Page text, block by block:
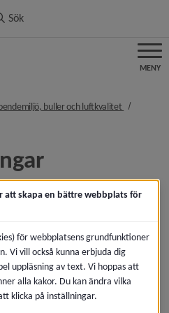
Sök
MENY
i brödsmulenavigeringen
buller och luftkvalitet nivå i
från väg, tåg, flyg och
2025.pdf
2017.pdf
för åtgärdsprogram
att skapa en bättre webbplats för
för webbplatsens grundfunktioner
Vi vill också kunna erbjuda dig
uppläsning av text. Vi hoppas att
alla kakor. Du kan ändra vilka
klicka på inställningar.